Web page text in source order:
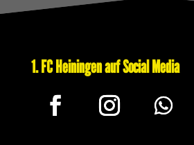
1. FC Heiningen auf Social Media